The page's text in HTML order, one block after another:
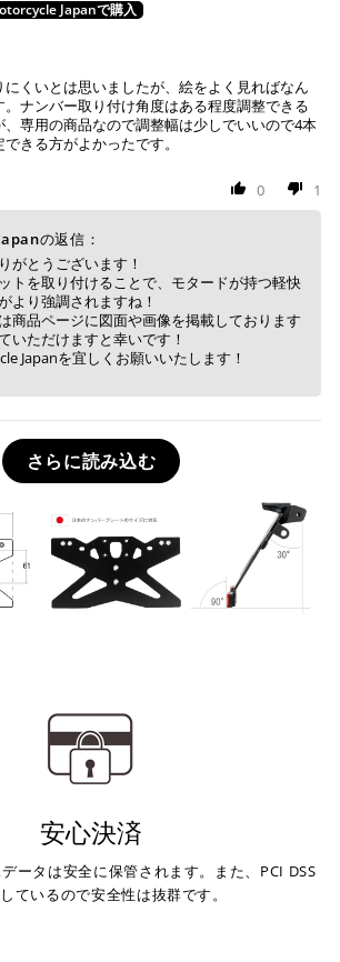
くいとは思いましたが、絵をよく見ればなん
。ナンバー取り付け角度はある程度調整できる
専用の商品なので調整幅は少しでいいので4本
きる方がよかったです。
0 1
の返信：
がとうございます！
トを取り付けることで、モタードが持つ軽快
より強調されますね！
商品ページに図面や画像を掲載しております
いただけますと幸いです！
Japanを宜しくお願いいたします！
さらに読み込む
安心決済
ータは安全に保管されます。また、PCI DSS
ているので安全性は抜群です。